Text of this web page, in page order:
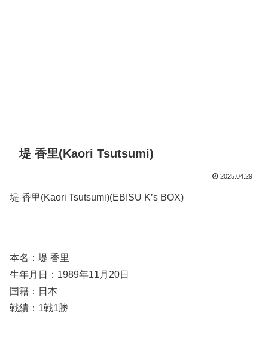
堤 香里(Kaori Tsutsumi)
2025.04.29
堤 香里(Kaori Tsutsumi)(EBISU K’s BOX)
本名：堤 香里
生年月日：1989年11月20日
国籍：日本
戦績：1戦1勝